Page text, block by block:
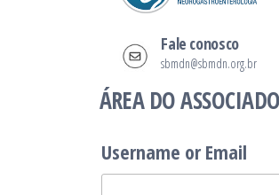
Digestiva e
Fale conosco
sbmdn@sbmdn.org.br
ÁREA DO ASSOCIADO
Username or Email